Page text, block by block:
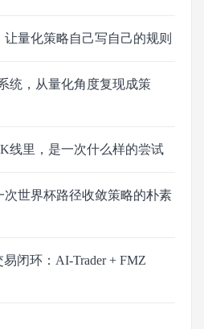
让量化策略自己写自己的规则
统，从量化角度复现成策
线里，是一次什么样的尝试
世界杯路径收敛策略的朴素
闭环：AI-Trader + FMZ